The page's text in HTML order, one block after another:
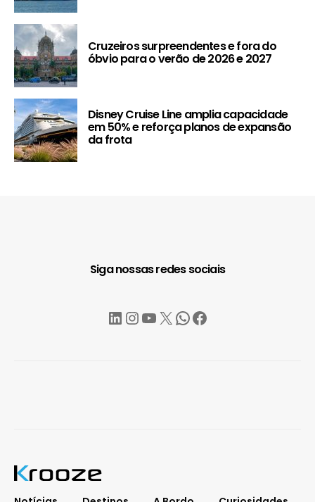
Cruzeiros surpreendentes e fora do
óbvio para o verão de 2026 e 2027
Disney Cruise Line amplia capacidade
em 50% e reforça planos de expansão
da frota
Siga nossas redes sociais
LinkedIn
Instagram
YouTube
X WhatsApp
Facebook